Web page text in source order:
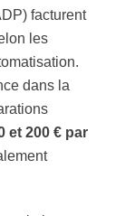
facturent
les
dans la
et 200 € par